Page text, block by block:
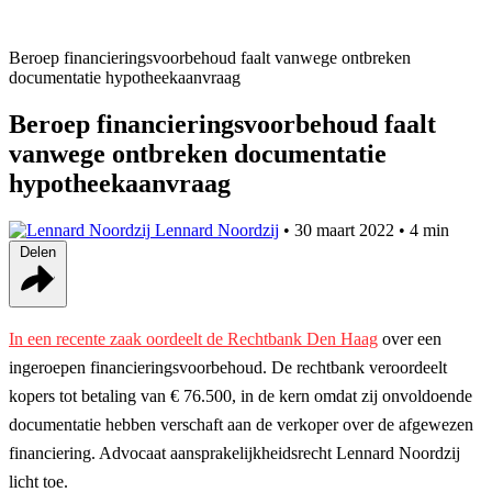
Beroep financieringsvoorbehoud faalt vanwege ontbreken
documentatie hypotheekaanvraag
Beroep financieringsvoorbehoud faalt
vanwege ontbreken documentatie
hypotheekaanvraag
Lennard Noordzij • 30 maart 2022 • 4 min
In een recente zaak oordeelt de Rechtbank Den Haag over een
ingeroepen financieringsvoorbehoud. De rechtbank veroordeelt
kopers tot betaling van € 76.500, in de kern omdat zij onvoldoende
documentatie hebben verschaft aan de verkoper over de afgewezen
financiering. Advocaat aansprakelijkheidsrecht Lennard Noordzij
licht toe.